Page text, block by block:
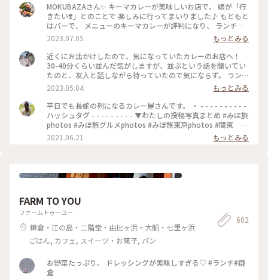
MOKUBAZAさん✨ キーマカレーが美味しいお店で、 娘が「行
きたい❣️」とのことで 楽しみに行ってまいりました♪ もともと
はバーで、 メニューのキーマカレーが評判になり、 ランチタ
イムも営業するようになったとのことです。 20時間以上かけ
て作るキーマカレーは 本当に味わい深くてスパイスたっぷり
で とても美味しいです✨ さらに、小麦粉、化学調味料、人工
添加物 なども入っていないそうで、 身体にも優しいカレーで
す(o^^o) 私たちは、チーズキーマカレーを マンゴーラッシー
と一緒にいただきました♡ モッツァレラチーズがとろ〜り✨
とても美味しかったです❣️ 他にもナッツキーマカレーや、 コリ
アンダーキーマカレー、 アボカドキーマカレーなどなど💕 次
にうかがうのが楽しみになりました•*¨*•.¸¸♡ ★山手線原宿駅
より徒歩9分 ★副都心線北参道駅より徒歩6分 ★総武線千駄ヶ
谷駅より徒歩10分 ★大江戸線国立競技場駅より徒歩10分
#MOKUBAZA #私のことりっぷ旅 #ランチ #チーズキーマカレ
2023.07.05
もっとみる
近くにお出かけしたので、気になっていたカレーのお店へ！
30-40分くらい並んだ気がしますが、並ぶという話を聞いてい
たのと、友人と話しながら待っていたので気にならず。 ランチ
は14時までらしいですが、その時間までに並んでいたら入れる
みたいです🙆🏻‍♀️ 私は、焼きエッグキーマカレー（Sサイズ
¥1,280）をいただきました🍛 熱々で、少し辛めですが、私の
好みの辛さでした（辛いのが苦手な友人は苦労してました😂）
何より、スパイスの香りが最高でした！！ これは行列ができ
るな、、という感じです。 帰宅しても、まだ香りが残っててま
た食べたくなってます😂💓 #MOKUBAZA #カレー #キーマカレ
2023.05.04
もっとみる
平日でも長蛇の列になるカレー屋さんです。 ・ - - - - - - - - - -
ハッシュタグ - - - - - - - - - ▼わたしの投稿写真まとめ #みほ旅
photos #みほ旅グルメphotos #みほ旅東京photos #関東 #
東京都 #東京 #表参道 #東京カフェ #カレー #チーズカレ
ー #モクバザ #MOKUBAZA #夏色さがし - - - - - - - - - - - - - -
2021.06.21 もっとみる
FARM TO YOU
ファームトゥーユー
鎌倉・江の島・二階堂・由比ヶ浜・大船・七里ヶ浜
ごはん, カフェ, スイーツ・お菓子, パン
602
お野菜たっぷり。 ドレッシングが美味しすぎる♡ #ランチ#鎌
倉